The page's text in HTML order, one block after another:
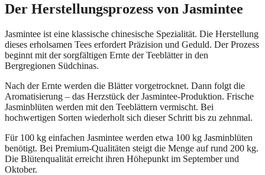
Der Herstellungsprozess von Jasmintee
Jasmintee ist eine klassische chinesische Spezialität. Die Herstellung
dieses erholsamen Tees erfordert Präzision und Geduld. Der Prozess
beginnt mit der sorgfältigen Ernte der Teeblätter in den
Bergregionen Südchinas.
Nach der Ernte werden die Blätter vorgetrocknet. Dann folgt die
Aromatisierung – das Herzstück der Jasmintee-Produktion. Frische
Jasminblüten werden mit den Teeblättern vermischt. Bei
hochwertigen Sorten wiederholt sich dieser Schritt bis zu zehnmal.
Für 100 kg einfachen Jasmintee werden etwa 100 kg Jasminblüten
benötigt. Bei Premium-Qualitäten steigt die Menge auf rund 200 kg.
Die Blütenqualität erreicht ihren Höhepunkt im September und
Oktober.